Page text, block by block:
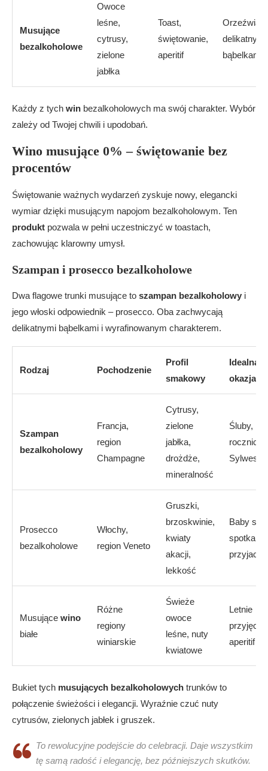
Musujące
bezalkoholowe
Owoce
leśne,
cytrusy,
zielone
jabłka
Toast,
świętowanie,
aperitif
delikatnymi
bąbelkami
Każdy z tych win bezalkoholowych ma swój charakter. Wybór
zależy od Twojej chwili i upodobań.
Wino musujące 0% – świętowanie bez
procentów
Świętowanie ważnych wydarzeń zyskuje nowy, elegancki
wymiar dzięki musującym napojom bezalkoholowym. Ten
produkt pozwala w pełni uczestniczyć w toastach,
zachowując klarowny umysł.
Szampan i prosecco bezalkoholowe
Dwa flagowe trunki musujące to szampan bezalkoholowy i
jego włoski odpowiednik – prosecco. Oba zachwycają
delikatnymi bąbelkami i wyrafinowanym charakterem.
Rodzaj Pochodzenie
Profil
smakowy
Idealna
okazja
Szampan
bezalkoholowy
Francja,
region
Champagne
Cytrusy,
zielone
jabłka,
drożdże,
mineralność
Śluby,
rocznice,
Sylwester
Prosecco
bezalkoholowe
Włochy,
region Veneto
Gruszki,
brzoskwinie,
kwiaty
akacji,
lekkość
Baby
spotkania
Musujące wino
białe
Różne
regiony
winiarskie
Świeże
owoce
leśne, nuty
kwiatowe
Letnie
przyjęcia,
aperitif
Bukiet tych musujących bezalkoholowych trunków to
połączenie świeżości i elegancji. Wyraźnie czuć nuty
cytrusów, zielonych jabłek i gruszek.
To rewolucyjne podejście do celebracji. Daje wszystkim
tę samą radość i elegancję, bez późniejszych skutków.